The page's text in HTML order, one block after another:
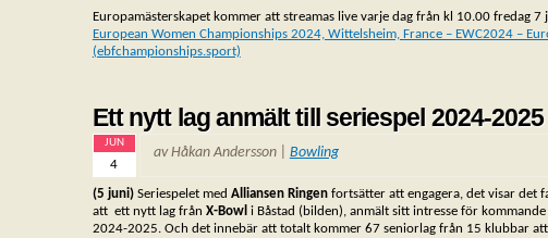
Europamästerskapet kommer att streamas live varje dag från kl 10.00 fredag
European Women Championships 2024, Wittelsheim, France – EWC2024 –
(ebfchampionships.sport)
Ett nytt lag anmält till seriespel 2024-2025
JUN
4
av Håkan Andersson | Bowling
(5 juni)Seriespelet med Alliansen Ringenfortsätter att engagera, det visar det
att ett nytt lag från X-Bowl i Båstad (bilden), anmält sitt intresse för kommande
2024-2025. Och det innebär att totalt kommer 67 seniorlag från 15 klubbar